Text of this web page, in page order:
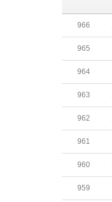
966
965
964
963
962
961
960
959